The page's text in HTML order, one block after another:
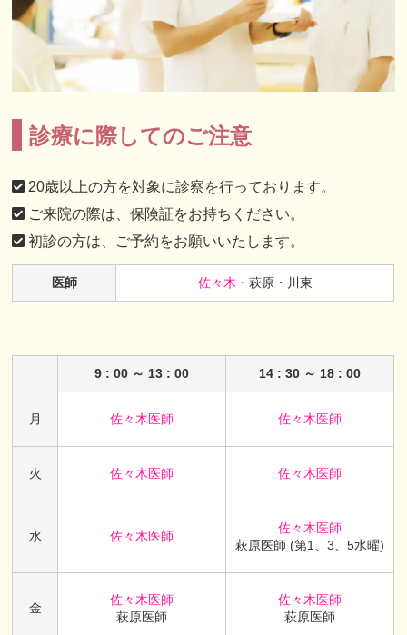
診療に際してのご注意
20歳以上の方を対象に診察を行っております。
ご来院の際は、保険証をお持ちください。
初診の方は、ご予約をお願いいたします。
医師 佐々木 ・萩原・川東
9 : 00 ～ 13 : 00 14 : 30 ～ 18 : 00
月 佐々木医師 佐々木医師
火 佐々木医師 佐々木医師
水 佐々木医師
佐々木医師
萩原医師 (第1、3、5水曜)
金
佐々木医師
萩原医師
佐々木医師
萩原医師